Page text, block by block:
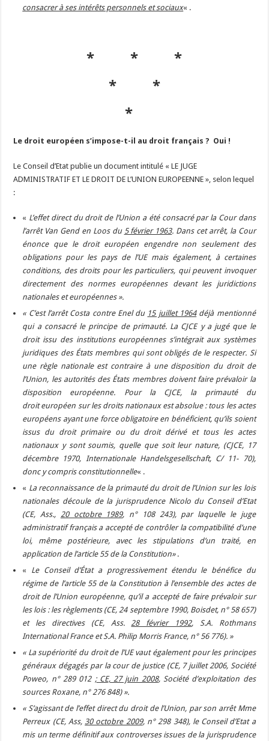
consacrer à ses intérêts personnels et sociaux« .
* * *
* *
*
Le droit européen s’impose-t-il au droit français ? Oui !
Le Conseil d’Etat publie un document intitulé « LE JUGE
ADMINISTRATIF ET LE DROIT DE L’UNION EUROPEENNE », selon lequel
:
« L’effet direct du droit de l’Union a été consacré par la Cour dans
l’arrêt Van Gend en Loos du 5 février 1963. Dans cet arrêt, la Cour
énonce que le droit européen engendre non seulement des
obligations pour les pays de l’UE mais également, à certaines
conditions, des droits pour les particuliers, qui peuvent invoquer
directement des normes européennes devant les juridictions
nationales et européennes ».
« C’est l’arrêt Costa contre Enel du 15 juillet 1964déjà mentionné
qui a consacré le principe de primauté. La CJCE y a jugé que le
droit issu des institutions européennes s’intégrait aux systèmes
juridiques des États membres qui sont obligés de le respecter. Si
une règle nationale est contraire à une disposition du droit de
l’Union, les autorités des États membres doivent faire prévaloir la
disposition européenne. Pour la CJCE, la primauté du
droit européen sur les droits nationaux est absolue : tous les actes
européens ayant une force obligatoire en bénéficient, qu’ils soient
issus du droit primaire ou du droit dérivé et tous les actes
nationaux y sont soumis, quelle que soit leur nature, (CJCE, 17
décembre 1970, Internationale Handelsgesellschaft, C/ 11- 70),
donc y compris constitutionnelle« .
« La reconnaissance de la primauté du droit de l’Union sur les lois
nationales découle de la jurisprudence Nicolo du Conseil d’Etat
(CE, Ass., 20 octobre 1989, n° 108 243), par laquelle le juge
administratif français a accepté de contrôler la compatibilité d’une
loi, même postérieure, avec les stipulations d’un traité, en
application de l’article 55 de la Constitution».
« Le Conseil d’État a progressivement étendu le bénéfice du
régime de l’article 55 de la Constitution à l’ensemble des actes de
droit de l’Union européenne, qu’il a accepté de faire prévaloir sur
les lois : les règlements (CE, 24 septembre 1990, Boisdet, n° 58 657)
et les directives (CE, Ass.28 février 1992, S.A. Rothmans
International France et S.A. Philip Morris France, n° 56 776). »
« La supériorité du droit de l’UE vaut également pour les principes
généraux dégagés par la cour de justice (CE, 7 juillet 2006, Société
Poweo, n° 289 012 ;CE, 27 juin 2008, Société d’exploitation des
sources Roxane, n° 276 848) ».
« S’agissant de l’effet direct du droit de l’Union, par son arrêt Mme
Perreux (CE, Ass,30 octobre 2009, n° 298 348), le Conseil d’Etat a
mis un terme définitif aux controverses issues de la jurisprudence